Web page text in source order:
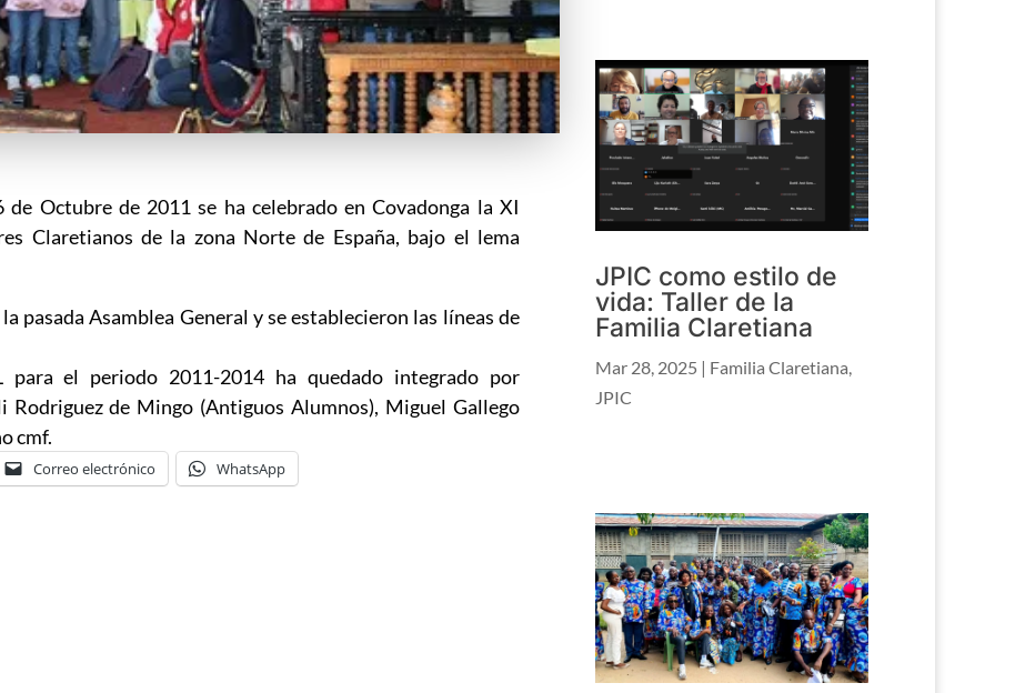
Octubre de 2011 se ha celebrado en Covadonga la XI
Claretianos de la zona Norte de España, bajo el lema
pasada Asamblea General y se establecieron las líneas de
para el periodo 2011-2014 ha quedado integrado por
Rodriguez de Mingo (Antiguos Alumnos), Miguel Gallego
cmf.
Correo electrónico WhatsApp
JPIC como estilo de
vida: Taller de la
Familia Claretiana
Mar 28, 2025 | Familia Claretiana
JPIC